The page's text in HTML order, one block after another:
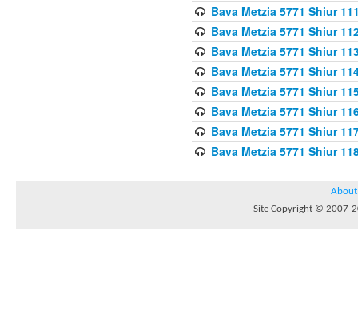
Bava Metzia 5771 Shiur
Bava Metzia 5771 Shiur
Bava Metzia 5771 Shiur
Bava Metzia 5771 Shiur
Bava Metzia 5771 Shiur
Bava Metzia 5771 Shiur
Bava Metzia 5771 Shiur
Bava Metzia 5771 Shiur
About
Site Copyright © 2007-